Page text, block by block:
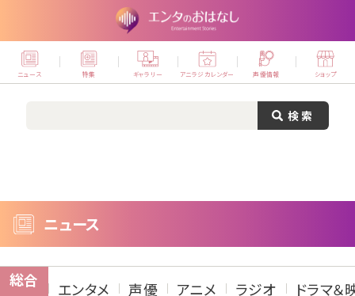
ニュース 特集 ギャラリー アニラジカレンダー 声優情報 ショップ
ニュース
総合 エンタメ 声優 アニメ ラジオ ドラマ＆